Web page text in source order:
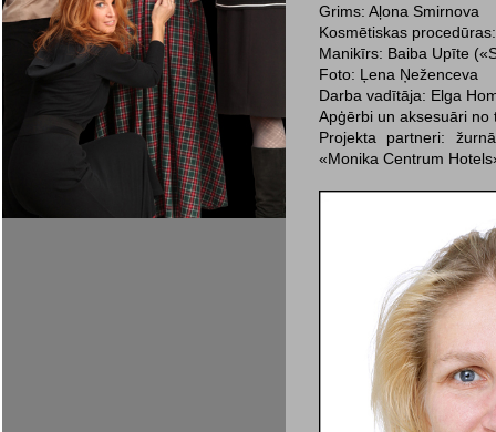
Grims: Aļona Smirnova
Kosmētiskas
Manikīrs: Baiba Upīte
Foto: Ļena Ņeženceva
Darba vadītāja: Elga
Apģērbi un aksesuāri
Projekta partneri:
«Monika Centrum